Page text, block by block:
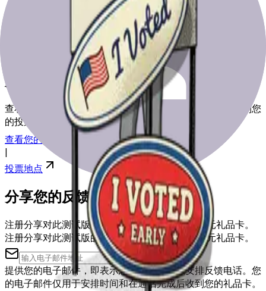
为选举日做好准备
查看我们的资源，帮助您为选举日做好准备，从登记到找到您
的投票站。
查看您的注册
投票地点
分享您的反馈
注册分享对此测试版的反馈，您可能会获得50美元礼品卡。
注册分享对此测试版的反馈，您可能会获得50美元礼品卡。
提供您的电子邮件，即表示您同意被联系以安排反馈电话。您
的电子邮件仅用于安排时间和在通话完成后收到您的礼品卡。